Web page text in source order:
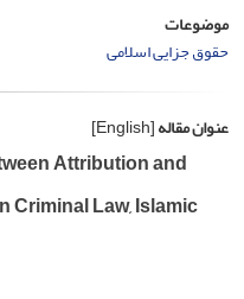
موضوعات
حقوق جزایی اسلامی
عنوان مقاله[English]
Attribution and
Criminal Law, Islamic